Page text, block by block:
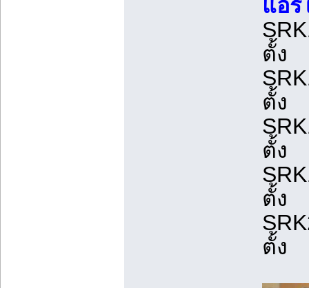
แอร์
ตั้ง
ตั้ง
ตั้ง
ตั้ง
ตั้ง